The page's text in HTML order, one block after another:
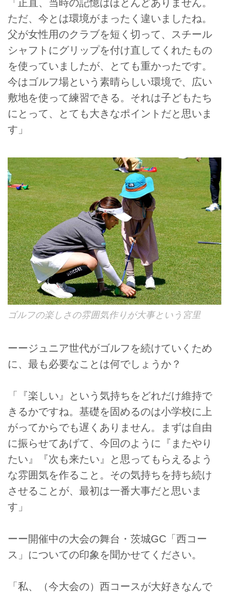
「正直、当時の記憶はほとんどありません。
ただ、今とは環境がまったく違いましたね。
父が女性用のクラブを短く切って、スチール
シャフトにグリップを付け直してくれたもの
を使っていましたが、とても重かったです。
今はゴルフ場という素晴らしい環境で、広い
敷地を使って練習できる。それは子どもたち
にとって、とても大きなポイントだと思いま
す」
ゴルフの楽しさの雰囲気作りが大事という宮里
ーージュニア世代がゴルフを続けていくため
に、最も必要なことは何でしょうか？
「『楽しい』という気持ちをどれだけ維持で
きるかですね。基礎を固めるのは小学校に上
がってからでも遅くありません。まずは自由
に振らせてあげて、今回のように『またやり
たい』『次も来たい』と思ってもらえるよう
な雰囲気を作ること。その気持ちを持ち続け
させることが、最初は一番大事だと思いま
す」
ーー開催中の大会の舞台・茨城GC「西コー
ス」についての印象を聞かせてください。
「私、（今大会の）西コースが大好きなんで